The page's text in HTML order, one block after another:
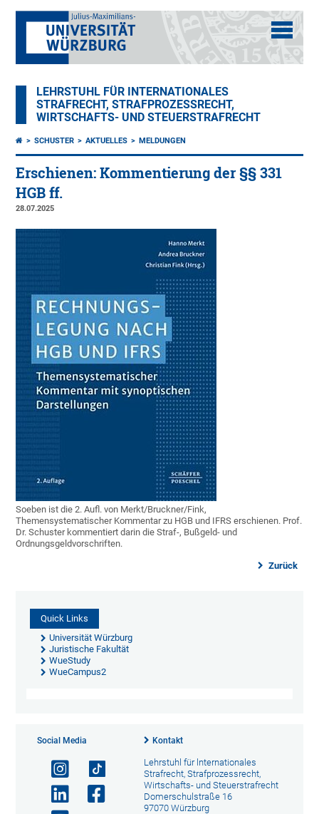
LEHRSTUHL FÜR INTERNATIONALES
STRAFRECHT, STRAFPROZESSRECHT,
WIRTSCHAFTS- UND STEUERSTRAFRECHT
SCHUSTER AKTUELLES MELDUNGEN
Erschienen: Kommentierung der §§ 331
HGB ff.
28.07.2025
Soeben ist die 2. Aufl. von Merkt/Bruckner/Fink,
Themensystematischer Kommentar zu HGB und IFRS erschienen. Prof.
Dr. Schuster kommentiert darin die Straf-, Bußgeld- und
Ordnungsgeldvorschriften.
Zurück
Quick Links
Universität Würzburg
Juristische Fakultät
WueStudy
WueCampus2
Social Media Kontakt
Lehrstuhl für lnternationales
Strafrecht, Strafprozessrecht,
Wirtschafts- und Steuerstrafrecht
Domerschulstraße 16
97070 Würzburg